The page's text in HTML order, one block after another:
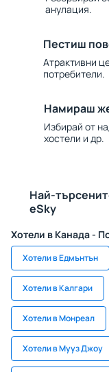
анулация.
Пестиш
Атрактивни
потребители.
Намираш
Избирай от
хостели и др.
Най-
eSky
Хотели в Канада -
Хотели в Едмънтън
Хотели в Калгари
Хотели в Монреал
Хотели в Мууз Джоу